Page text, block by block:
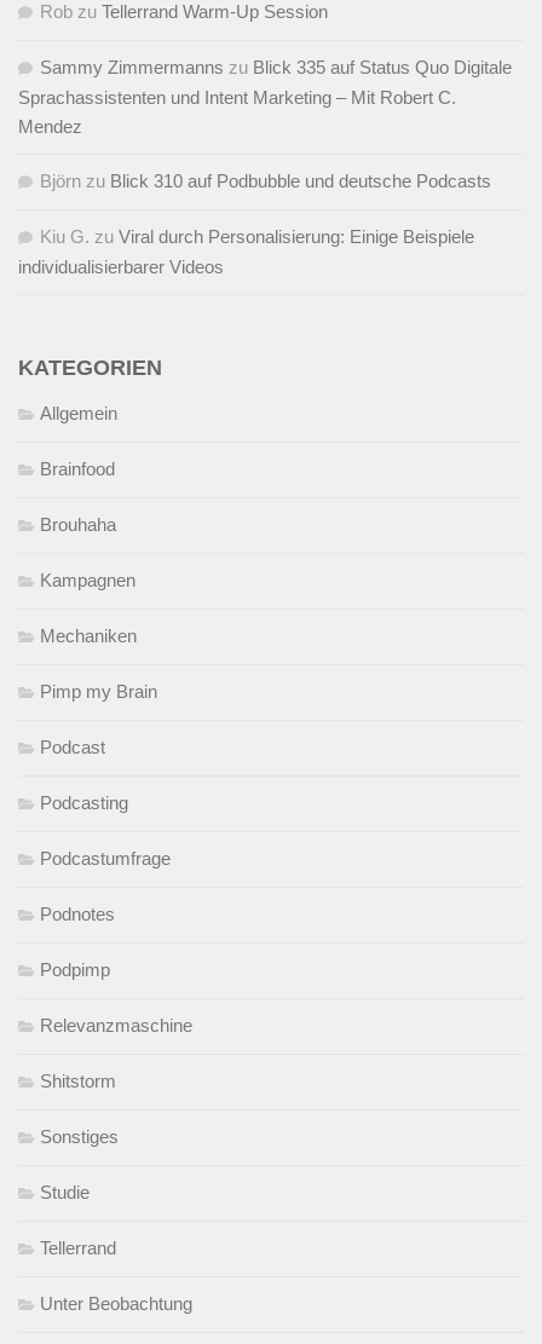
Rob zu Tellerrand Warm-Up Session
Sammy Zimmermanns zu Blick 335 auf Status Quo Digitale
Sprachassistenten und Intent Marketing – Mit Robert C.
Mendez
Björn zu Blick 310 auf Podbubble und deutsche Podcasts
Kiu G. zu Viral durch Personalisierung: Einige Beispiele
individualisierbarer Videos
KATEGORIEN
Allgemein
Brainfood
Brouhaha
Kampagnen
Mechaniken
Pimp my Brain
Podcast
Podcasting
Podcastumfrage
Podnotes
Podpimp
Relevanzmaschine
Shitstorm
Sonstiges
Studie
Tellerrand
Unter Beobachtung